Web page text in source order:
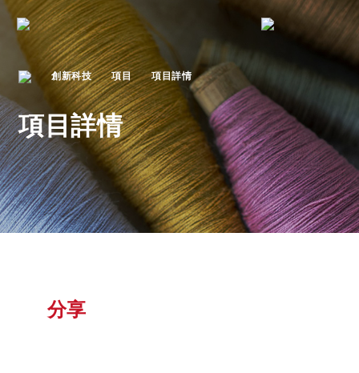
創新科技 項目 項目詳情
項目詳情
分享